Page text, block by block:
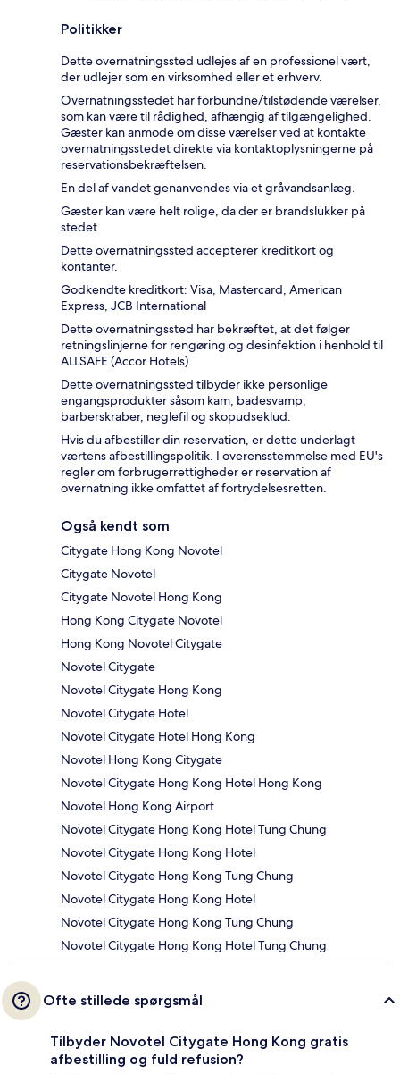
Politikker
Dette overnatningssted udlejes af en professionel vært,
der udlejer som en virksomhed eller et erhverv.
Overnatningsstedet har forbundne/tilstødende værelser,
som kan være til rådighed, afhængig af tilgængelighed.
Gæster kan anmode om disse værelser ved at kontakte
overnatningsstedet direkte via kontaktoplysningerne på
reservationsbekræftelsen.
En del af vandet genanvendes via et gråvandsanlæg.
Gæster kan være helt rolige, da der er brandslukker på
stedet.
Dette overnatningssted accepterer kreditkort og
kontanter.
Godkendte kreditkort: Visa, Mastercard, American
Express, JCB International
Dette overnatningssted har bekræftet, at det følger
retningslinjerne for rengøring og desinfektion i henhold til
ALLSAFE (Accor Hotels).
Dette overnatningssted tilbyder ikke personlige
engangsprodukter såsom kam, badesvamp,
barberskraber, neglefil og skopudseklud.
Hvis du afbestiller din reservation, er dette underlagt
værtens afbestillingspolitik. I overensstemmelse med EU's
regler om forbrugerrettigheder er reservation af
overnatning ikke omfattet af fortrydelsesretten.
Også kendt som
Citygate Hong Kong Novotel
Citygate Novotel
Citygate Novotel Hong Kong
Hong Kong Citygate Novotel
Hong Kong Novotel Citygate
Novotel Citygate
Novotel Citygate Hong Kong
Novotel Citygate Hotel
Novotel Citygate Hotel Hong Kong
Novotel Hong Kong Citygate
Novotel Citygate Hong Kong Hotel Hong Kong
Novotel Hong Kong Airport
Novotel Citygate Hong Kong Hotel Tung Chung
Novotel Citygate Hong Kong Hotel
Novotel Citygate Hong Kong Tung Chung
Novotel Citygate Hong Kong Hotel
Novotel Citygate Hong Kong Tung Chung
Novotel Citygate Hong Kong Hotel Tung Chung
Ofte stillede spørgsmål
Tilbyder Novotel Citygate Hong Kong gratis
afbestilling og fuld refusion?